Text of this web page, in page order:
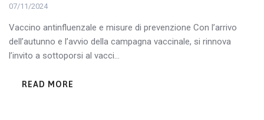
07/11/2024
Vaccino antinfluenzale e misure di prevenzione Con l’arrivo
dell’autunno e l’avvio della campagna vaccinale, si rinnova
l’invito a sottoporsi al vacci...
READ MORE